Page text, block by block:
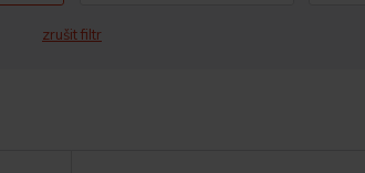
zrušit filtr